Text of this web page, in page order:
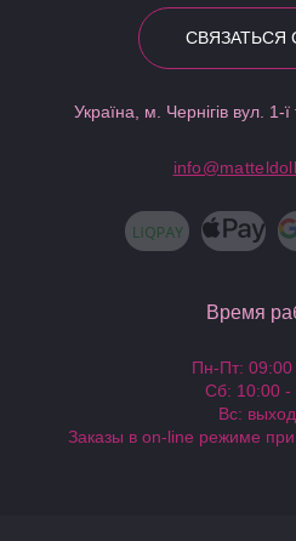
СВЯЗАТЬСЯ
Україна, м. Чернігів вул. 1-
Время
Пн-Пт:
Сб: 10:00 -
Вс:
Заказы в on-line режиме